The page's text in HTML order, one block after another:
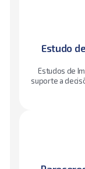
Estudo
Estudos de
suporte a